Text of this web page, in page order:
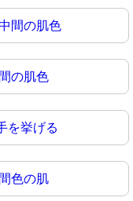
間の肌色
の肌色
を挙げる
色の肌